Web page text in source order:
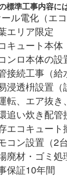
標準工事内容に
ール電化（エ
エリア限定
キュート本
ンロ本体の設
接続工事（給
浸透枡設置（
転、エア抜き
追い炊き配管
エコキュート
コン設置（2台
廃材・ゴミ処
保証10年間